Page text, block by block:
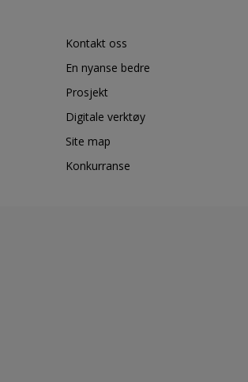
Kontakt oss
En nyanse bedre
Prosjekt
Digitale verktøy
Site map
Konkurranse